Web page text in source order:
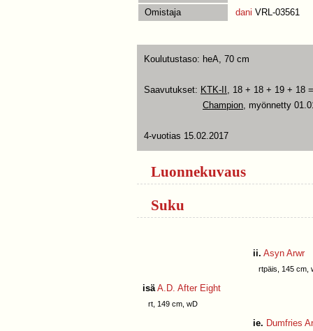
Omistaja
dani VRL-03561
Koulutustaso: heA, 70 cm
Saavutukset: KTK-II , 18 + 18 + 19 + 18
Champion , myönnetty
4-vuotias 15.02.2017
Luonnekuvaus
Suku
isä A.D. After Eight
rt, 149 cm, wD
ii. Asyn Arwr
rtpäis, 145 cm,
ie. Dumfries